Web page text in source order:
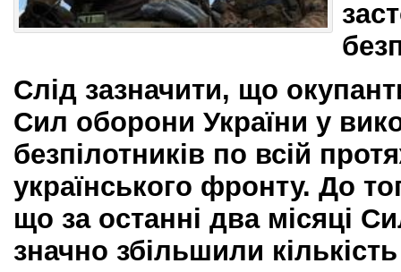
Слід зазначити, що
Сил оборони України у
безпілотників по всій
українського фронту. До
що за останні два місяці
значно збільшили